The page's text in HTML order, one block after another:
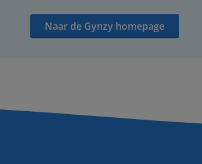
Naar de Gynzy homepage